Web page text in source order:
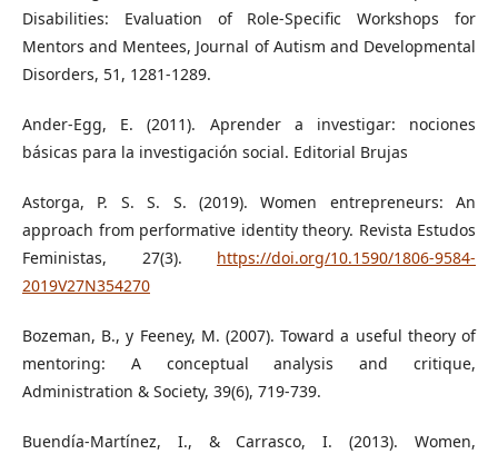
Disabilities: Evaluation of Role-Specific Workshops for
Mentors and Mentees, Journal of Autism and Developmental
Disorders, 51, 1281-1289.
Ander-Egg, E. (2011). Aprender a investigar: nociones
básicas para la investigación social. Editorial Brujas
Astorga, P. S. S. S. (2019). Women entrepreneurs: An
approach from performative identity theory. Revista Estudos
Feministas, 27(3). https://doi.org/10.1590/1806-9584-
2019V27N354270
Bozeman, B., y Feeney, M. (2007). Toward a useful theory of
mentoring: A conceptual analysis and critique,
Administration & Society, 39(6), 719-739.
Buendía-Martínez, I., & Carrasco, I. (2013). Women,